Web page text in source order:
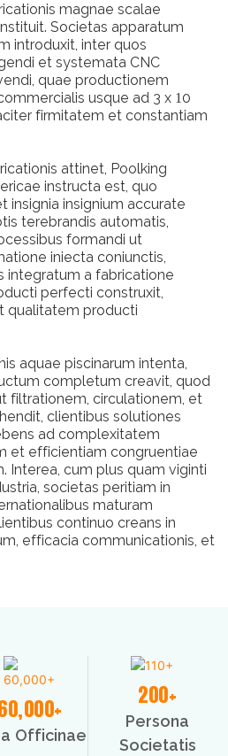
magnae scalae
Societas apparatum
introduxit, inter quos
et systemata CNC
quae productionem
usque ad 3 x 10
firmitatem et constantiam
attinet, Poolking
instructa est, quo
insignia insignium accurate
terebrandis automatis,
formandi ut
iniecta coniunctis,
integratum a fabricatione
perfecti construxit,
qualitatem producti
aquae piscinarum intenta,
completum creavit, quod
filtrationem, circulationem, et
clientibus solutiones
ad complexitatem
et efficientiam congruentiae
Interea, cum plus quam viginti
societas peritiam in
maturam
continuo creans in
efficacia communicationis, et
Officinae
200+
Persona
Societatis